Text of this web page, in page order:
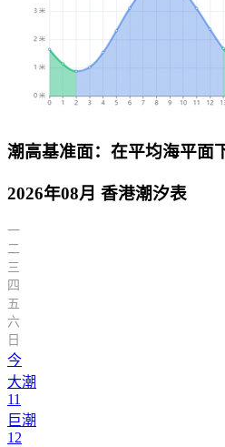
潮高基准面：在平均海平面
2026年08月 香港潮汐表
一
二
三
四
五
六
日
今
大潮
11
巨潮
12